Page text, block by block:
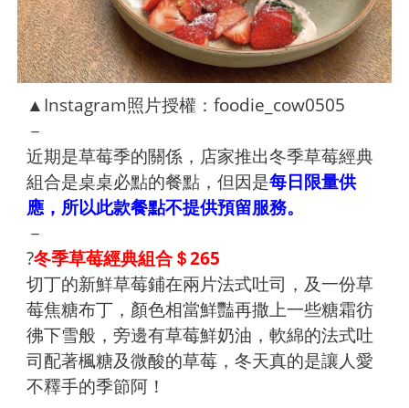
▲Instagram照片授權：foodie_cow0505
－
近期是草莓季的關係，店家推出冬季草莓經典
組合是桌桌必點的餐點，但因是每日限量供
應，所以此款餐點不提供預留服務。
－
?冬季草莓經典組合＄265
切丁的新鮮草莓鋪在兩片法式吐司，及一份草
莓焦糖布丁，顏色相當鮮豔再撒上一些糖霜彷
彿下雪般，旁邊有草莓鮮奶油，軟綿的法式吐
司配著楓糖及微酸的草莓，冬天真的是讓人愛
不釋手的季節阿！